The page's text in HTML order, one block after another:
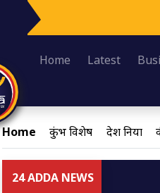
Home Latest
Home कुंभ विशेष देश दुनिया
24 ADDA NEWS